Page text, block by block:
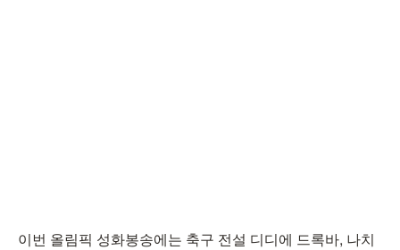
이번 올림픽 성화봉송에는 축구 전설 디디에 드록바, 나치